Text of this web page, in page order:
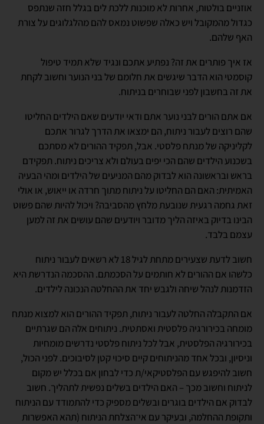
אוזניים בולטות, אחרות לא מוכנות ללכת לים בגלל חזה שנתפס
כגדול מהמקובל ויש כאלה שפשוט נמאס להם מהלגלוגים על צורת
האף שלהם.
אז איך פותרים את זה? נפתיע אתכם ונגיד שלא תמיד טיפול
קוסמטי הוא הדבר שיגשים את חלומם של בני הנוער וחשוב לקחת
את זה בחשבון לפני שבוחרים בניתוח.
אם אתם הורים לבני נוער אתם ודאי יודעים שאם הילדים החליטו
שהם רוצים לעבור ניתוח, הם ימצאו את הדרך לגרור אתכם
לקליניקה של מנתח פלסטי. אבל, תפקיד ההורים לא מסתכם
בשכנוע הילדים שהם הכי יפים בעולם ולא צריכים ניתוח. תפקידם
בראש ובראשונה הוא לבדוק מהם המניעים של הילדים ומהי הבעיה
האמיתית: האם הם החליטו על ניתוח מתוך חרדה או ייאוש, או אולי
זאת גחמה רגעית שנובעת מלחץ מהסביבה? ויכול להיות שהם פשוט
הבינו בדיוק באיזה הליך מדובר ויודעים שהם עושים את זה למען
עצמם בלבד.
חשוב לדעת שצעירים מתחת לגיל 18 לא רשאים לעבור ניתוח
כלשהו אם ההורים לא חותמים על הסכמתם. ההסכמה הנדרשת היא
הזדמנות לנהל שיחה ולגבש יחד את ההחלטה הנכונה לילדים.
אם התקבלה החלטה לעבור ניתוח, תפקיד ההורים הוא למצוא מנתח
מומחה בכירורגיה פלסטית ואסתטית. ניתוחים אלה הם שגרתיים
בכירורגיה הפלסטית, אבל לכל ניתוח פלסטי נדרשים מומחיות
וניסיון, ובכל אחד מהניתוחים קיים סיכוי קטן לסיבוכים. לפני הכול,
חשוב להיפגש עם הפלסטיקאי/ת כדי לבחון אם בכלל יש מקום
לניתוח וחשוב מכך – האם הילדים בשלים נפשית לתהליך. חשוב
לבדוק אם הילדים בוגרים ובשלים מספיק כדי להתמודד עם הניתוח
ותקופת ההחלמה, ובעיקר עם אי־הצלחת הניתוח (תהא האפשרות